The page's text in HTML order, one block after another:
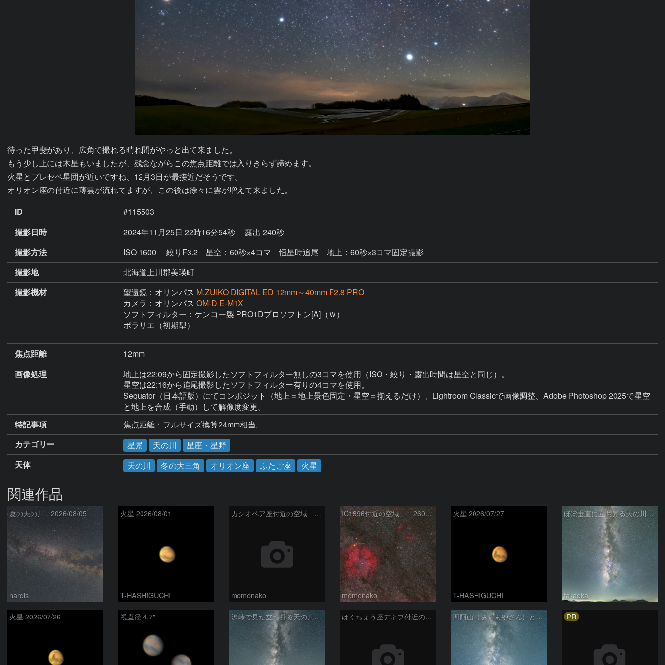
待った甲斐があり、広角で撮れる晴れ間がやっと出て来ました。
もう少し上には木星もいましたが、残念ながらこの焦点距離では入りきらず諦めます。
火星とプレセペ星団が近いですね、12月3日が最接近だそうです。
オリオン座の付近に薄雲が流れてますが、この後は徐々に雲が増えて来ました。
ID
#115503
撮影日時
2024年11月25日 22時16分54秒
露出 240秒
撮影方法
ISO 1600 絞りF3.2 星空：60秒×4コマ 恒星時追尾 地上：60秒×3コマ固定撮影
撮影地
北海道上川郡美瑛町
撮影機材
望遠鏡：オリンパス M.ZUIKO DIGITAL ED 12mm～40mm F2.8 PRO
カメラ：オリンパス OM-D E-M1X
ソフトフィルター：ケンコー製 PRO1Dプロソフトン[A]（Ｗ）
ポラリエ（初期型）
焦点距離
12mm
画像処理
地上は22:09から固定撮影したソフトフィルター無しの3コマを使用（ISO・絞り・露出時間は星空と同じ）。
星空は22:16から追尾撮影したソフトフィルター有りの4コマを使用。
Sequator（日本語版）にてコンポジット（地上＝地上景色固定・星空＝揃えるだけ）、Lightroom Classicで画像調整、Adobe Photoshop 2025で星空
と地上を合成（手動）して解像度変更。
特記事項
焦点距離：フルサイズ換算24mm相当。
カテゴリー
星景 天の川
星座・星野
天体
天の川 冬の大三角 オリオン座 ふたご座 火星
関連作品
夏の天の川 2026/08/05
nardis
火星 2026/08/01
T-HASHIGUCHI
カシオペア座付近の空域 260720
momonako
IC1396付近の空域 260720
momonako
火星 2026/07/27
T-HASHIGUCHI
ほぼ垂直に立ち昇る天の川銀河
takaoka
火星 2026/07/26 視直径 4.7" 渋峠で見た立ち昇る天の川銀河 はくちょう座デネブ付近の空域 260720 四阿山（あずまやさん）と立ち昇る夏の銀河 PR